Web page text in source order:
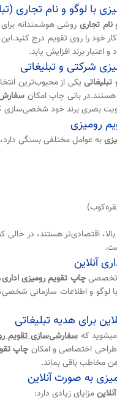
با لوگو و نام تجاری
تجاری روشی هوشمندانه
را روی تقویم درج
اعتبار برند افزایش یابد.
شرکتی و تبلیغاتی
یکی از محبوب‌ترین
بانی چاپ امکانسفارش
بصری برند خود شخصی‌سازی
رومیزی
به عوامل مختلفی بستگی
بالا، اقتصادی‌تر هستند، در
آنلاین
تخصصیچاپ تقویم رومیزی اداری
با لوگو و اطلاعات سازمانی
برای هدیه تبلیغاتی
میشوید کهسفارشی‌سازی تقویم
اختصاصی و امکان چاپ
مخاطب باقی بماند.
به صورت آنلاین
مزایای زیادی دارد: